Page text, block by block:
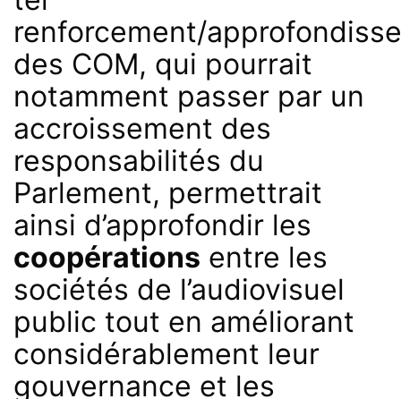
renforcement/
des COM, qui pourrait
notamment passer par un
accroissement des
responsabilités du
Parlement, permettrait
ainsi d’approfondir les
coopérations entre les
sociétés de l’audiovisuel
public tout en améliorant
considérablement leur
gouvernance et les